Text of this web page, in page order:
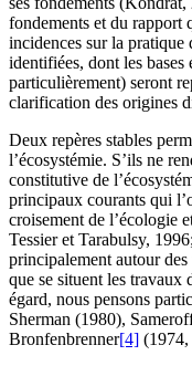
fondements et du rapport
incidences sur la pratique
identifiées, dont les
particulièrement) seront
clarification des origines
Deux repères stables
l’écosystémie. S’ils ne
constitutive de
principaux courants qui
croisement de l’écologie
Tessier et Tarabulsy,
principalement autour
que se situent les travaux
égard, nous pensons
Sherman (1980),
Bronfenbrenner[4]